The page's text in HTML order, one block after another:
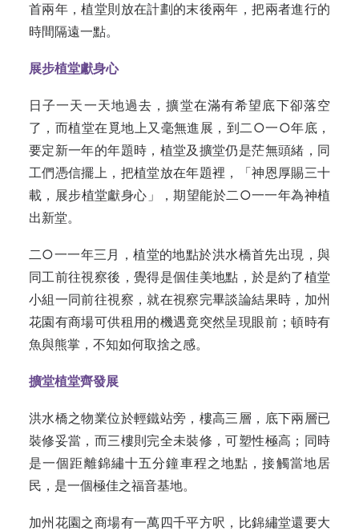
首兩年，植堂則放在計劃的末後兩年，把兩者進行的
時間隔遠一點。
展步植堂獻身心
日子一天一天地過去，擴堂在滿有希望底下卻落空
了，而植堂在覓地上又毫無進展，到二○一○年底，
要定新一年的年題時，植堂及擴堂仍是茫無頭緒，同
工們憑信擺上，把植堂放在年題裡，「神恩厚賜三十
載，展步植堂獻身心」，期望能於二○一一年為神植
出新堂。
二○一一年三月，植堂的地點於洪水橋首先出現，與
同工前往視察後，覺得是個佳美地點，於是約了植堂
小組一同前往視察，就在視察完畢談論結果時，加州
花園有商場可供租用的機遇竟突然呈現眼前；頓時有
魚與熊掌，不知如何取捨之感。
擴堂植堂齊發展
洪水橋之物業位於輕鐵站旁，樓高三層，底下兩層已
裝修妥當，而三樓則完全未裝修，可塑性極高；同時
是一個距離錦繡十五分鐘車程之地點，接觸當地居
民，是一個極佳之福音基地。
加州花園之商場有一萬四千平方呎，比錦繡堂還要大